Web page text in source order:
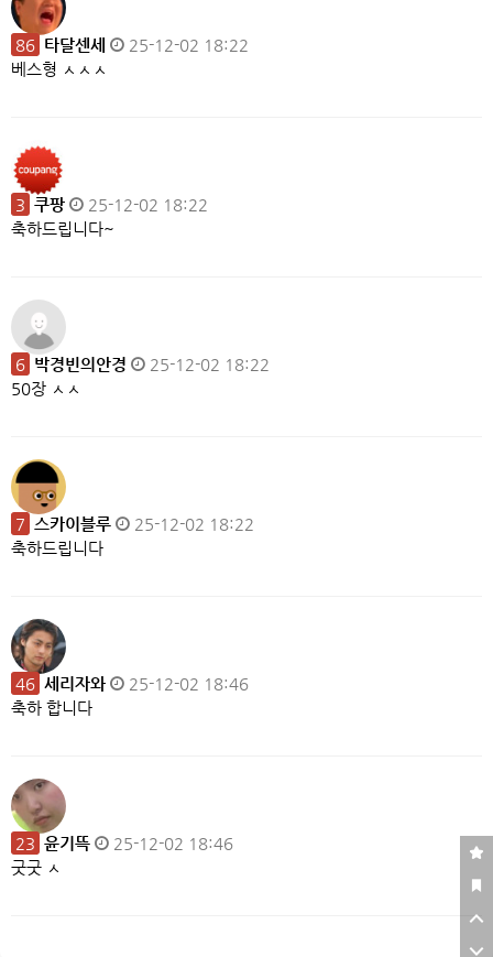
86 타달센세
25-12-02 18:22
베스형 ㅅㅅㅅ
3 쿠팡
25-12-02 18:22
축하드립니다~
6 박경빈의안경
25-12-02 18:22
50장 ㅅㅅ
7 스카이블루
25-12-02 18:22
축하드립니다
46 세리자와
25-12-02 18:46
축하 합니다
23 윤기뜩
25-12-02 18:46
굿굿 ㅅ